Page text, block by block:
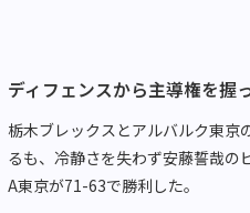
ディフェンスから主導権を握
栃木ブレックスとアルバルク東京
るも、冷静さを失わず安藤誓哉の
A東京が71-63で勝利した。